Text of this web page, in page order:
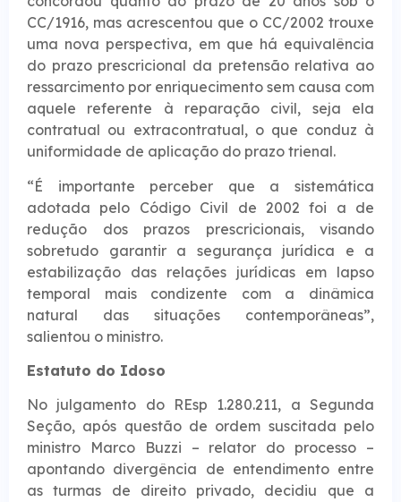
CC/1916, mas acrescentou que o CC/2002 trouxe
uma nova perspectiva, em que há equivalência
do prazo prescricional da pretensão relativa ao
ressarcimento por enriquecimento sem causa com
aquele referente à reparação civil, seja ela
contratual ou extracontratual, o que conduz à
uniformidade de aplicação do prazo trienal.
“É importante perceber que a sistemática
adotada pelo Código Civil de 2002 foi a de
redução dos prazos prescricionais, visando
sobretudo garantir a segurança jurídica e a
estabilização das relações jurídicas em lapso
temporal mais condizente com a dinâmica
natural das situações contemporâneas”,
salientou o ministro.
Estatuto do Id​​oso
No julgamento do REsp 1.280.211, a Segunda
Seção, após questão de ordem suscitada pelo
ministro Marco Buzzi – relator do processo –
apontando divergência de entendimento entre
as turmas de direito privado, decidiu que a